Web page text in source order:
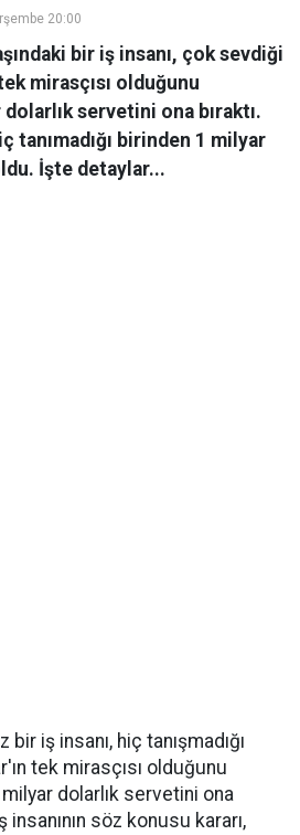
20:00
bir iş insanı, çok sevdiği
mirasçısı olduğunu
servetini ona bıraktı.
tanımadığı birinden 1 milyar
İşte detaylar...
iş insanı, hiç tanışmadığı
tek mirasçısı olduğunu
dolarlık servetini ona
insanının söz konusu kararı,